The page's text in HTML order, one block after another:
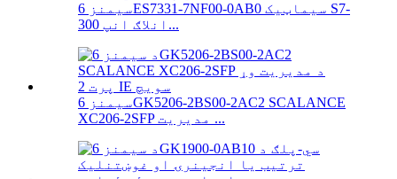
سیمنز 6ES7331-7NF00-0AB0 سیماټیک S7-
300 انلاګ انپ...
سیمنز 6GK5206-2BS00-2AC2 SCALANCE
XC206-2SFP مدیریت ...